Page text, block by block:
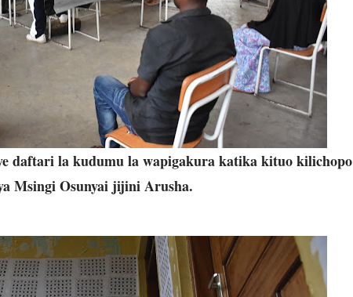
daftari la kudumu la wapigakura katika kituo kilichopo
Msingi Osunyai jijini Arusha.